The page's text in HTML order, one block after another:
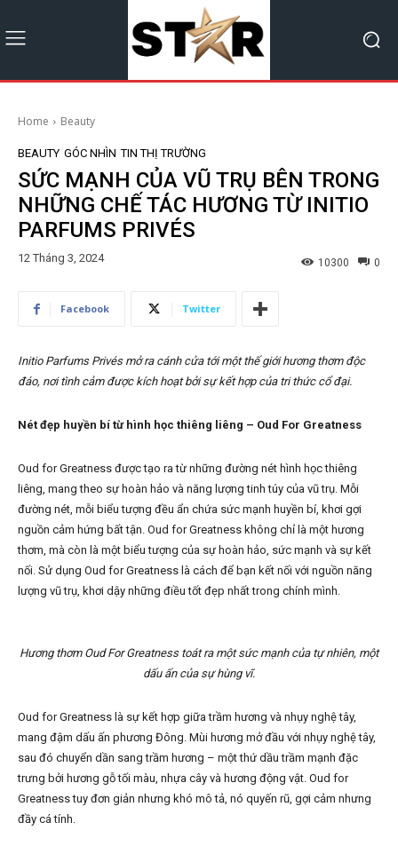
Home Beauty
BEAUTY GÓC NHÌN TIN THỊ TRƯỜNG
SỨC MẠNH CỦA VŨ TRỤ BÊN TRONG
NHỮNG CHẾ TÁC HƯƠNG TỪ INITIO
PARFUMS PRIVÉS
12 Tháng 3, 2024 0
10300
Facebook Twitter
Initio Parfums Privés mở ra cánh cửa tới một thế giới hương thơm độc
đáo, nơi tình cảm được kích hoạt bởi sự kết hợp của tri thức cổ đại.
Nét đẹp huyền bí từ hình học thiêng liêng – Oud For Greatness
Oud for Greatness được tạo ra từ những đường nét hình học thiêng
liêng, mang theo sự hoàn hảo và năng lượng tinh túy của vũ trụ. Mỗi
đường nét, mỗi biểu tượng đều ẩn chứa sức mạnh huyền bí, khơi gợi
nguồn cảm hứng bất tận. Oud for Greatness không chỉ là một hương
thơm, mà còn là một biểu tượng của sự hoàn hảo, sức mạnh và sự kết
nối. Sử dụng Oud for Greatness là cách để bạn kết nối với nguồn năng
lượng vũ trụ, khơi dậy những điều tốt đẹp nhất trong chính mình.
Hương thơm Oud For Greatness toát ra một sức mạnh của tự nhiên, một
dấu ấn của sự hùng vĩ.
Oud for Greatness là sự kết hợp giữa trầm hương và nhụy nghệ tây,
mang đậm dấu ấn phương Đông. Mùi hương mở đầu với nhụy nghệ tây,
sau đó chuyển dần sang trầm hương – một thứ dầu trầm mạnh đặc
trưng bởi hương gỗ tối màu, nhựa cây và hương động vật. Oud for
Greatness tuy đơn giản nhưng khó mô tả, nó quyến rũ, gợi cảm nhưng
đầy cá tính.